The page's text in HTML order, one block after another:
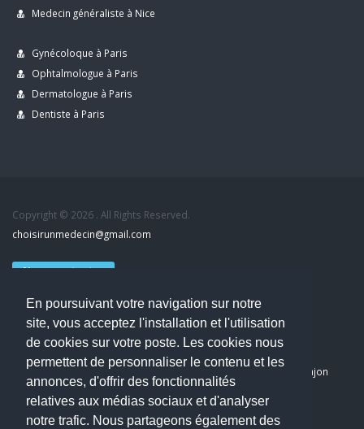
En poursuivant votre navigation sur notre
site, vous acceptez l'installation et l'utilisation
de cookies sur votre poste. Les cookies nous
permettent de personnaliser le contenu et les
annonces, d'offrir des fonctionnalités
relatives aux médias sociaux et d'analyser
notre trafic. Nous partageons également des
Medecin généraliste à Nice
Gynécoloque à Paris
Ophtalmologue à Paris
Dermatologue à Paris
Dentiste à Paris
Copyright © 2026 . All Rights Reserved.
choisirunmedecin@gmail.com
Nous contacter
Dernier avis : PASCAL DELCAMPE, Chirurgien maxillo-faciale à Arpajon
Mentions légales